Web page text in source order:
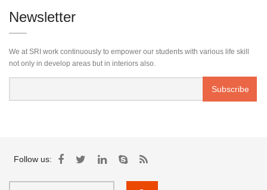
Newsletter
We at SRI work continuously to empower our students with various life skill
not only in develop areas but in interiors also.
Follow us: